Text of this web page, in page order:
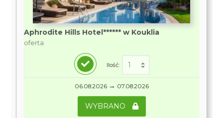
Aphrodite Hills Hotel****** w Kouklia
oferta
Ilość:
06.08.2026 → 07.08.2026
WYBRANO